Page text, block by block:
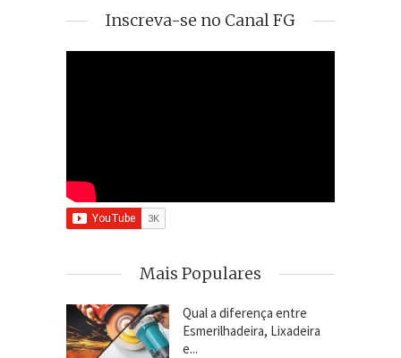
Inscreva-se no Canal FG
Mais Populares
Qual a diferença entre
Esmerilhadeira, Lixadeira
e...